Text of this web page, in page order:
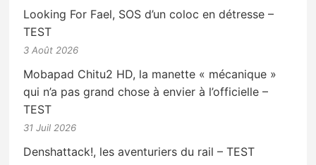
Looking For Fael, SOS d’un coloc en détresse –
TEST
3 Août 2026
Mobapad Chitu2 HD, la manette « mécanique »
qui n’a pas grand chose à envier à l’officielle –
TEST
31 Juil 2026
Denshattack!, les aventuriers du rail – TEST